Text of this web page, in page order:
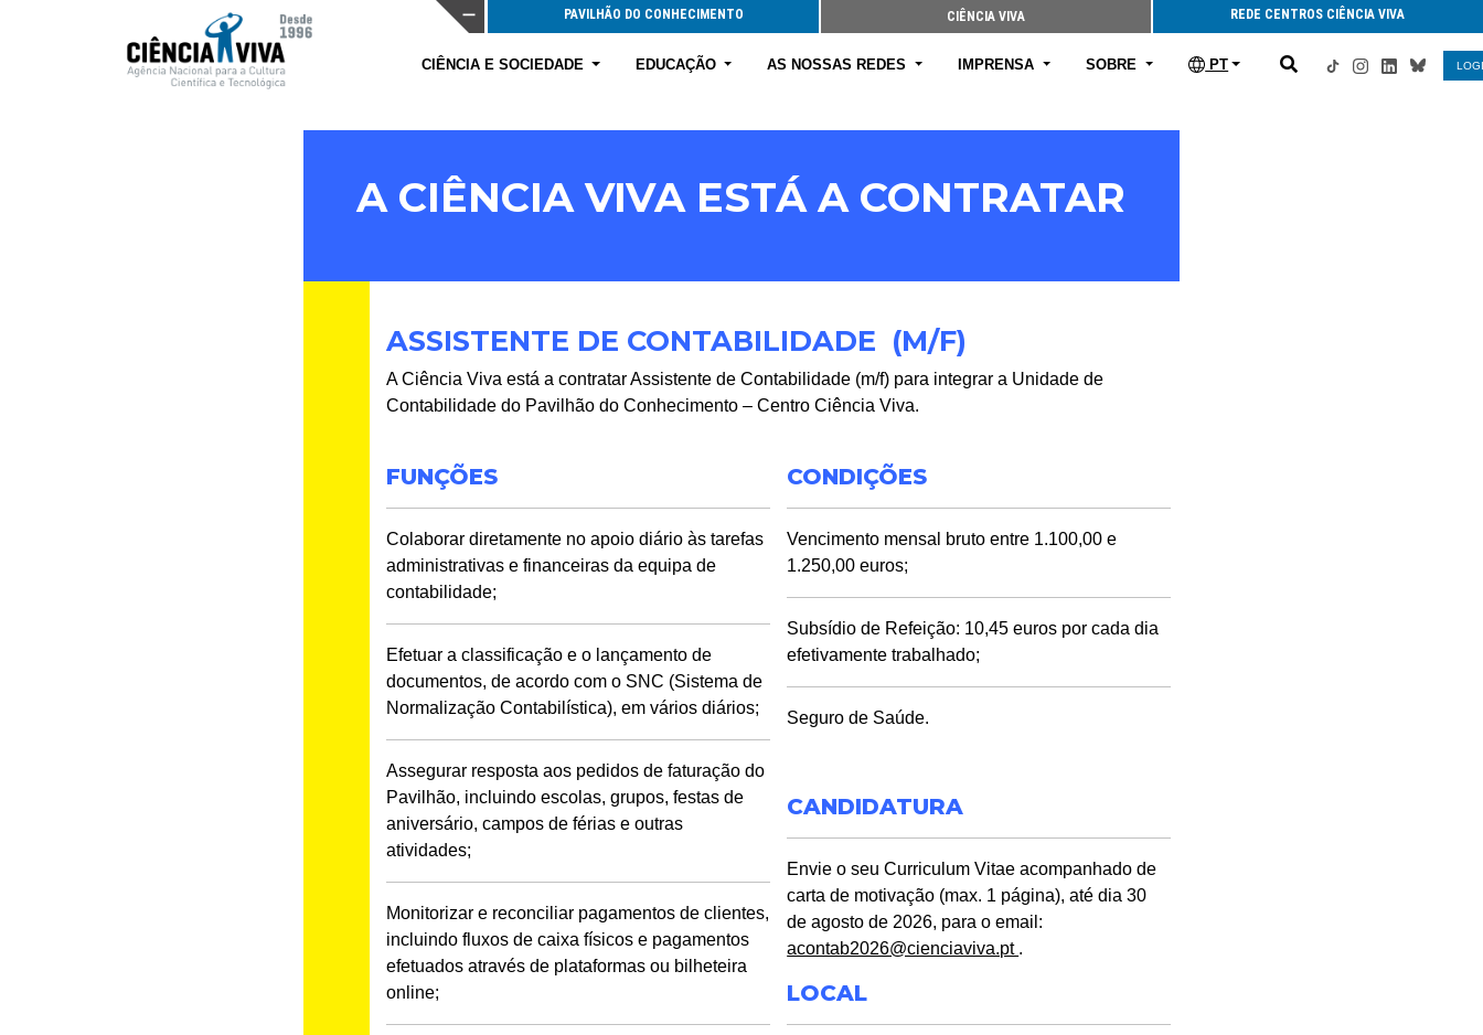
PAVILHÃO DO CONHECIMENTO CIÊNCIA VIVA REDE CENTROS CIÊNCIA VIVA
CIÊNCIA E SOCIEDADE EDUCAÇÃO AS NOSSAS REDES IMPRENSA SOBRE PT
A CIÊNCIA VIVA ESTÁ A CONTRATAR
ASSISTENTE DE CONTABILIDADE (M/F)
A Ciência Viva está a contratar Assistente de Contabilidade (m/f) para integrar a Unidade de
Contabilidade do Pavilhão do Conhecimento – Centro Ciência Viva.
FUNÇÕES
Colaborar diretamente no apoio diário às tarefas
administrativas e financeiras da equipa de
contabilidade;
Efetuar a classificação e o lançamento de
documentos, de acordo com o SNC (Sistema de
Normalização Contabilística), em vários diários;
Assegurar resposta aos pedidos de faturação do
Pavilhão, incluindo escolas, grupos, festas de
aniversário, campos de férias e outras
atividades;
Monitorizar e reconciliar pagamentos de clientes,
incluindo fluxos de caixa físicos e pagamentos
efetuados através de plataformas ou bilheteira
online;
CONDIÇÕES
Vencimento mensal bruto entre 1.100,00 e
1.250,00 euros;
Subsídio de Refeição: 10,45 euros por cada dia
efetivamente trabalhado;
Seguro de Saúde.
CANDIDATURA
Envie o seu Curriculum Vitae acompanhado de
carta de motivação (max. 1 página), até dia 30
de agosto de 2026, para o email:
acontab2026@cienciaviva.pt .
LOCAL